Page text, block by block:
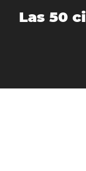
Las 50